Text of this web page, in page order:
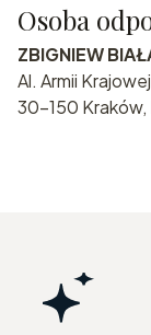
Osoba
ZBIGNIEW
Al. Armii Krajowej
30-150 Kraków,